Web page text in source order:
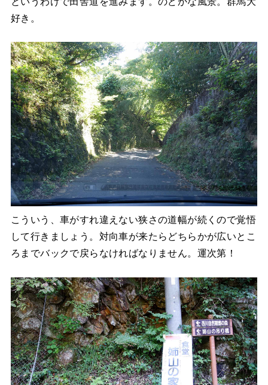
好き。
こういう、車がすれ違えない狭さの道幅が続くので覚悟
して行きましょう。対向車が来たらどちらかが広いとこ
ろまでバックで戻らなければなりません。運次第！